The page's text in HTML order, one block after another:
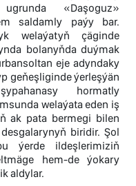
«Daşoguz»
saldamly paýy bar.
welaýatyň çäginde
bolanyňda duýmak
eje adyndaky
geňeşliginde ýerleşýän
hormatly
welaýata eden iş
ak pata bermegi bilen
biridir. Şol
ýerde ildeşlerimiziň
hem-de ýokary
aldylar.